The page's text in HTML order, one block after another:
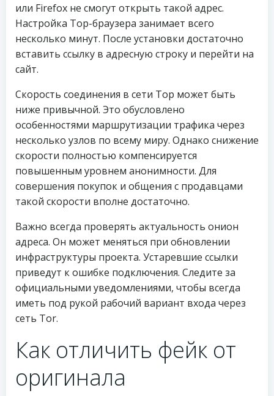
или Firefox не смогут открыть такой адрес.
Настройка Тор-браузера занимает всего
несколько минут. После установки достаточно
вставить ссылку в адресную строку и перейти на
сайт.
Скорость соединения в сети Тор может быть
ниже привычной. Это обусловлено
особенностями маршрутизации трафика через
несколько узлов по всему миру. Однако снижение
скорости полностью компенсируется
повышенным уровнем анонимности. Для
совершения покупок и общения с продавцами
такой скорости вполне достаточно.
Важно всегда проверять актуальность онион
адреса. Он может меняться при обновлении
инфраструктуры проекта. Устаревшие ссылки
приведут к ошибке подключения. Следите за
официальными уведомлениями, чтобы всегда
иметь под рукой рабочий вариант входа через
сеть Tor.
Как отличить фейк от
оригинала